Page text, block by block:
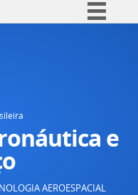
Canais
e
AEROESPACIAL